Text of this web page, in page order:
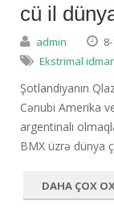
cü il
admin
Ekstrimal
Şotlandiyanın
Cənubi Amerika
argentinalı
BMX üzrə dünya
DAHA ÇOX